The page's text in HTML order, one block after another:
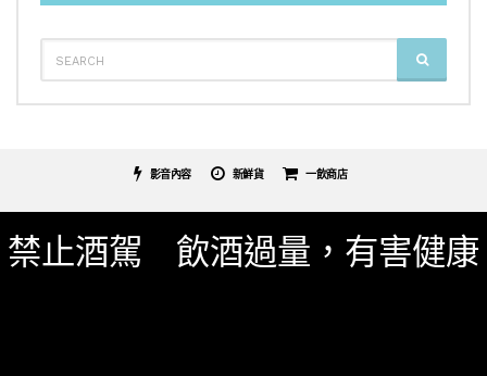
SEARCH
FOR:
SEARCH
影音內容 新鮮貨 一飲商店
關於我們 服務條款
禁止酒駕 飲酒過量，有害健康